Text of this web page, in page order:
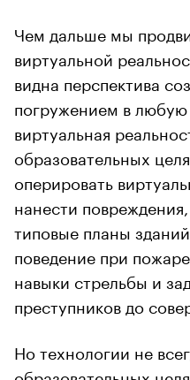
Чем дальше мы
виртуальной
видна перспектива
погружением в любую
виртуальная
образовательных
оперировать
нанести
типовые планы
поведение при
навыки стрельбы и
преступников до
Но технологии не